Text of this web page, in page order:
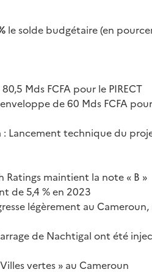
le solde budgétaire (en
Mds FCFA pour le PIRECT
de 60 Mds FCFA
: Lancement technique du
maintient la note « B »
de 5,4 % en 2023
légèrement au
de Nachtigal ont été
vertes » au Cameroun